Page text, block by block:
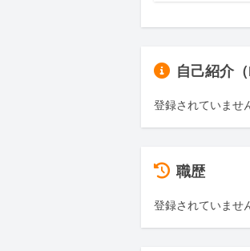
自己紹介（
登録されていませ
職歴
登録されていませ